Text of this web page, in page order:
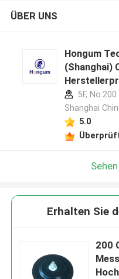
ÜBER UNS
Hongum
(Shanghai)
5F,
Shanghai
5.0
Erhalten Sie
200